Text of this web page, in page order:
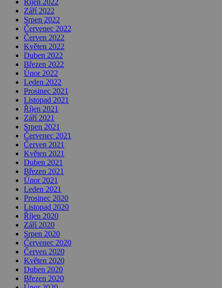
Září 2022
Srpen 2022
Červenec 2022
Červen 2022
Květen 2022
Duben 2022
Březen 2022
Únor 2022
Leden 2022
Prosinec 2021
Listopad 2021
Říjen 2021
Září 2021
Srpen 2021
Červenec 2021
Červen 2021
Květen 2021
Duben 2021
Březen 2021
Únor 2021
Leden 2021
Prosinec 2020
Listopad 2020
Říjen 2020
Září 2020
Srpen 2020
Červenec 2020
Červen 2020
Květen 2020
Duben 2020
Březen 2020